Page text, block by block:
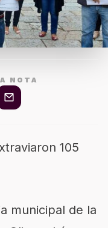
NOTA
105
municipal de la